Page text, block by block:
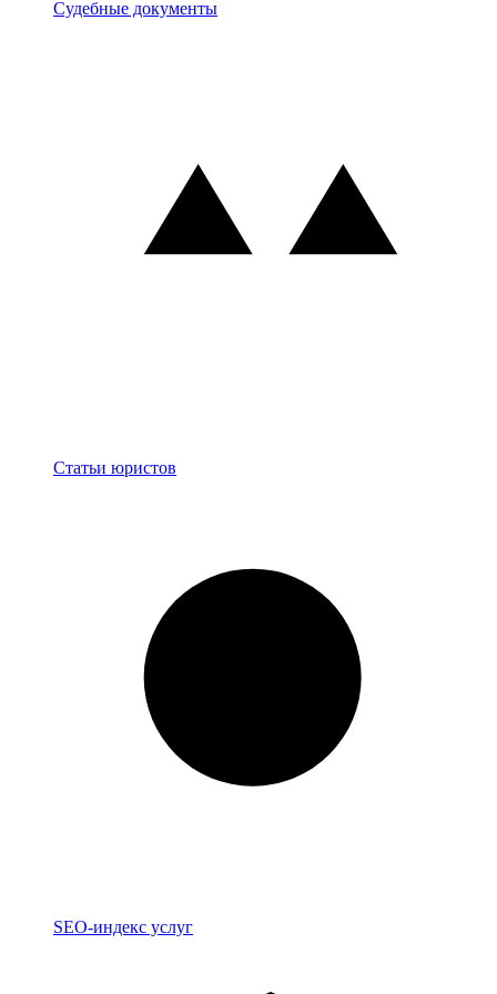
Документы
Судебные документы
Блог
Статьи юристов
Индекс
SEO-индекс услуг